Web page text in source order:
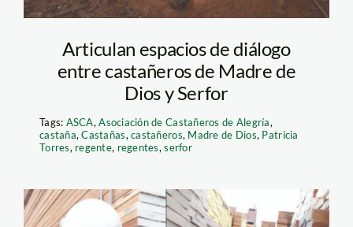
Articulan espacios de diálogo
entre castañeros de Madre de
Dios y Serfor
Tags: ASCA,Asociación de Castañeros de Alegría,
castaña,Castañas,castañeros, Madre de Dios, Patricia
Torres, regente, regentes,serfor